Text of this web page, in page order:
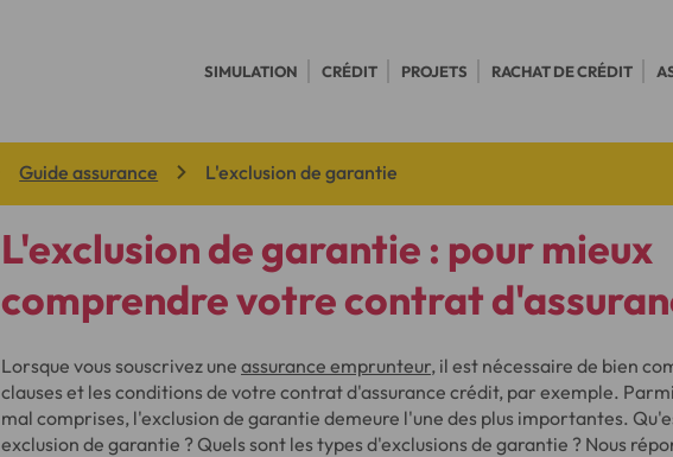
SIMULATION CRÉDIT PROJETS RACHAT DE CRÉDIT
Guide assurance L'exclusion de garantie
L'exclusion de garantie : pour mieux
comprendre votre contrat
Lorsque vous souscrivez une assurance emprunteur, il est nécessaire de bien
clauses et les conditions de votre contrat d'assurance crédit, par exemple.
mal comprises, l'exclusion de garantie demeure l'une des plus importantes.
exclusion de garantie ? Quels sont les types d'exclusions de garantie ? Nous